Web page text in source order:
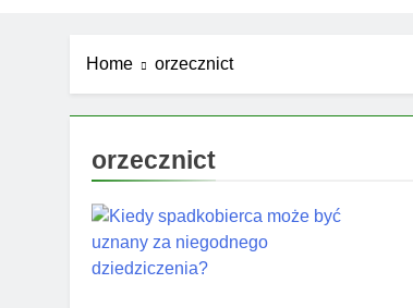
Home orzecznict
orzecznict